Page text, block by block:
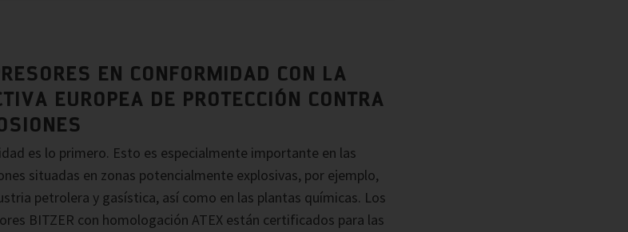
EN CONFORMIDAD CON LA
EUROPEA DE PROTECCIÓN CONTRA
es lo primero. Esto es especialmente importante en las
situadas en zonas potencialmente explosivas, por ejemplo,
petrolera y gasística, así como en las plantas químicas. Los
BITZER con homologación ATEX están certificados para las